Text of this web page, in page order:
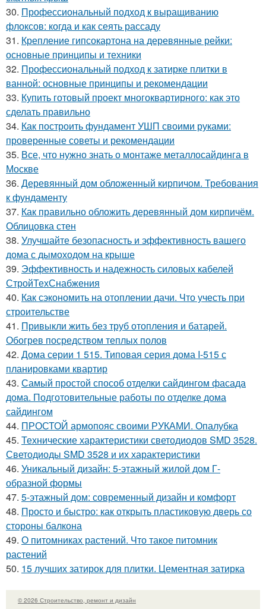
30. Профессиональный подход к выращиванию
флоксов: когда и как сеять рассаду
31. Крепление гипсокартона на деревянные рейки:
основные принципы и техники
32. Профессиональный подход к затирке плитки в
ванной: основные принципы и рекомендации
33. Купить готовый проект многоквартирного: как это
сделать правильно
34. Как построить фундамент УШП своими руками:
проверенные советы и рекомендации
35. Все, что нужно знать о монтаже металлосайдинга в
Москве
36. Деревянный дом обложенный кирпичом. Требования
к фундаменту
37. Как правильно обложить деревянный дом кирпичём.
Облицовка стен
38. Улучшайте безопасность и эффективность вашего
дома с дымоходом на крыше
39. Эффективность и надежность силовых кабелей
СтройТехСнабжения
40. Как сэкономить на отоплении дачи. Что учесть при
строительстве
41. Привыкли жить без труб отопления и батарей.
Обогрев посредством теплых полов
42. Дома серии 1 515. Типовая серия дома I-515 с
планировками квартир
43. Самый простой способ отделки сайдингом фасада
дома. Подготовительные работы по отделке дома
сайдингом
44. ПРОСТОЙ армопояс своими РУКАМИ. Опалубка
45. Технические характеристики светодиодов SMD 3528.
Светодиоды SMD 3528 и их характеристики
46. Уникальный дизайн: 5-этажный жилой дом Г-
образной формы
47. 5-этажный дом: современный дизайн и комфорт
48. Просто и быстро: как открыть пластиковую дверь со
стороны балкона
49. О питомниках растений. Что такое питомник
растений
50. 15 лучших затирок для плитки. Цементная затирка
© 2026 Строительство, ремонт и дизайн